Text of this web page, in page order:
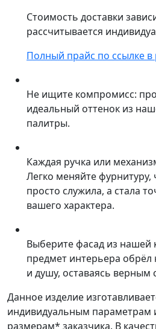
Стоимость доставки
рассчитывается
Полный прайс по ссылке в
Не ищите компромисс:
идеальный оттенок из
палитры.
Каждая ручка или
Легко меняйте
просто служила, а стала
вашего характера.
Выберите фасад из нашей
предмет интерьера обрёл
и душу, оставаясь верным
Данное изделие
индивидуальным параметрам
размерам* заказчика. В